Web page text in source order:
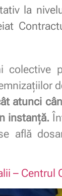
la
atunci
instanță.
află
–